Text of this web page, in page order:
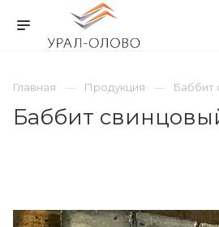
Главная Продукция Баббит
Баббит